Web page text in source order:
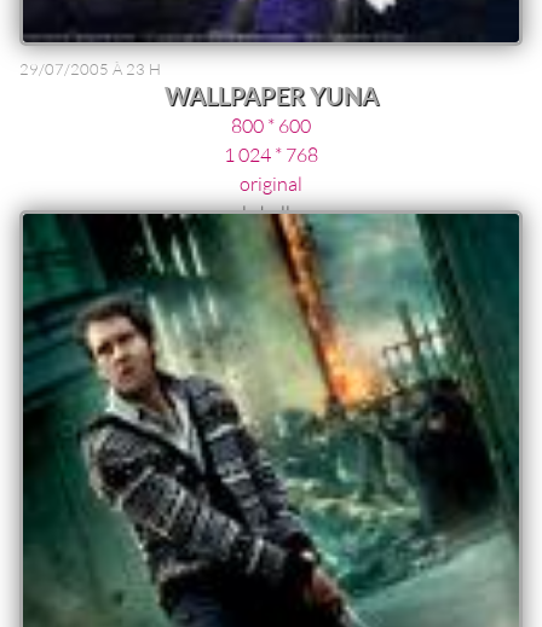
29/07/2005 À 23 H
WALLPAPER YUNA
800 * 600
1 024 * 768
original
la belle